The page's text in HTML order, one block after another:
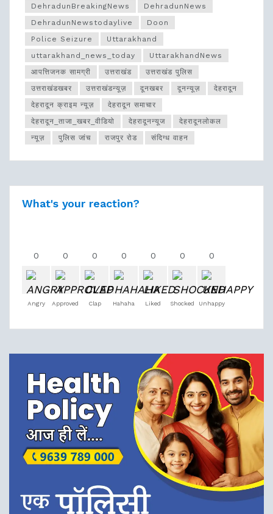
DehradunBreakingNews
DehradunNews
DehradunNewstodaylive
Doon
Police Seizure
Uttarakhand
uttarakhand_news_today
UttarakhandNews
आपत्तिजनक सामग्री
उत्तराखंड
उत्तराखंड पुलिस
उत्तराखंडखबर
उत्तराखंडन्यूज़ दूनखबर दूनन्यूज़
देहरादून
देहरादून क्राइम न्यूज़
देहरादून समाचार
देहरादून_ताजा_खबर_वीडियो
देहरादूनन्यूज
देहरादूनलोकल
न्यूज़
पुलिस जांच राजपुर रोड संदिग्ध वाहन
What's your reaction?
0
Angry
0
Approved
0
Clap
0
Hahaha
0
Liked
0
Shocked
0
Unhappy